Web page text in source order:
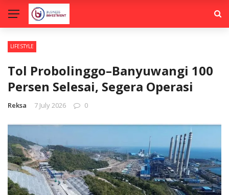
LIFESTYLE
Tol Probolinggo–Banyuwangi 100
Persen Selesai, Segera Operasi
Reksa 7 July 2026 0